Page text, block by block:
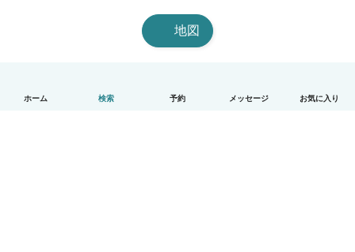
ホーム 検索 予約 メッセージ お気に入り
地図